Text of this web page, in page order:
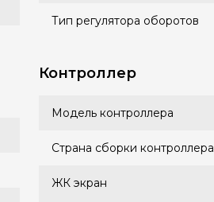
Тип регулятора оборотов
Контроллер
Модель контроллера
Страна сборки контроллера
ЖК экран